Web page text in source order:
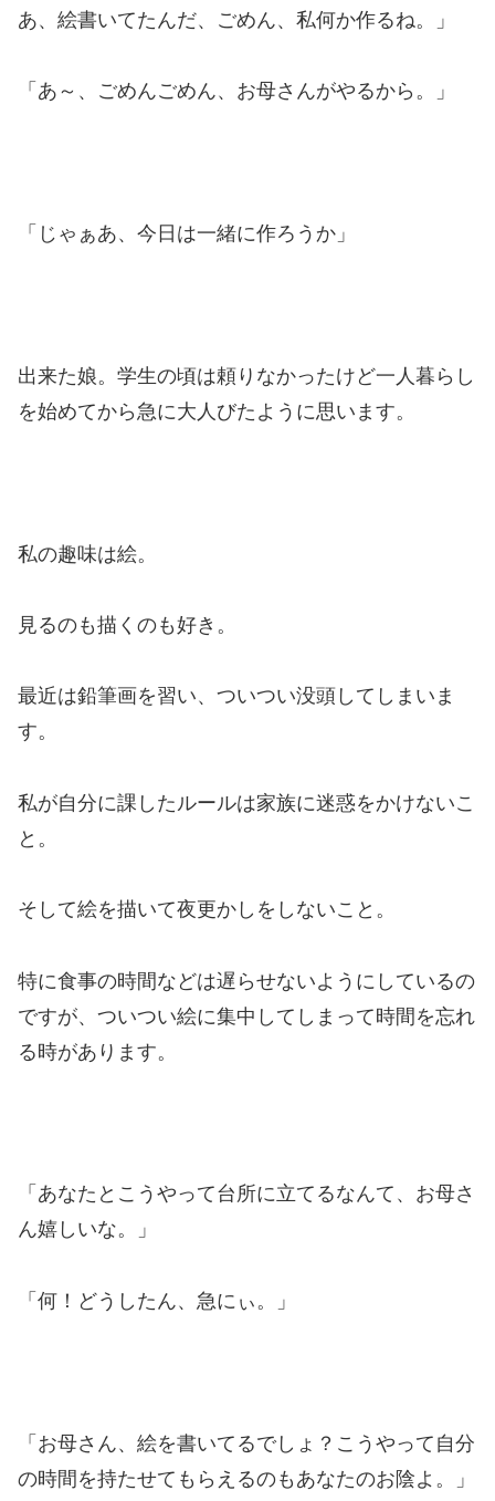
あ、絵書いてたんだ、ごめん、私何か作るね。」
「あ～、ごめんごめん、お母さんがやるから。」
「じゃぁあ、今日は一緒に作ろうか」
出来た娘。学生の頃は頼りなかったけど一人暮らし
を始めてから急に大人びたように思います。
私の趣味は絵。
見るのも描くのも好き。
最近は鉛筆画を習い、ついつい没頭してしまいま
す。
私が自分に課したルールは家族に迷惑をかけないこ
と。
そして絵を描いて夜更かしをしないこと。
特に食事の時間などは遅らせないようにしているの
ですが、ついつい絵に集中してしまって時間を忘れ
る時があります。
「あなたとこうやって台所に立てるなんて、お母さ
ん嬉しいな。」
「何！どうしたん、急にぃ。」
「お母さん、絵を書いてるでしょ？こうやって自分
の時間を持たせてもらえるのもあなたのお陰よ。」